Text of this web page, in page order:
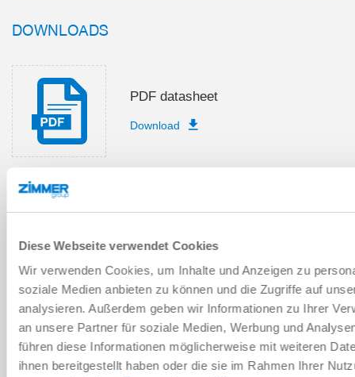
Diese Webseite verwendet Cookies
Wir verwenden Cookies, um Inhalte und Anzeigen zu
soziale Medien anbieten zu können und die Zugriffe auf
analysieren. Außerdem geben wir Informationen zu Ihrer
an unsere Partner für soziale Medien, Werbung und
führen diese Informationen möglicherweise mit weiteren
ihnen bereitgestellt haben oder die sie im Rahmen Ihrer
DOWNLOADS
PDF datasheet
Download
Download
Installation and operating
instructions